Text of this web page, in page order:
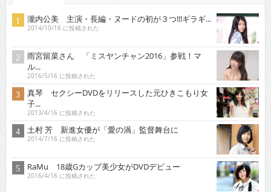
瀧内公美 主演・長編・ヌードの初が３つ!!!ギラギ...
2014/10/16 に投稿された
雨宮留菜さん 「ミスヤンチャン2016」参戦！マ
ル...
2016/5/16 に投稿された
真琴 セクシーDVDをリリースした元ひきこもり女
子...
2013/4/16 に投稿された
土村 芳 新進女優が「愛の渦」監督舞台に
2014/7/16 に投稿された
RaMu 18歳Gカップ美少女がDVDデビュー
2016/4/16 に投稿された